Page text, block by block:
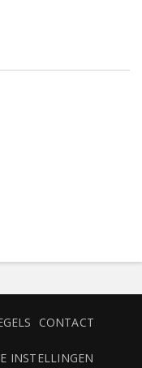
CONTACT
INSTELLINGEN